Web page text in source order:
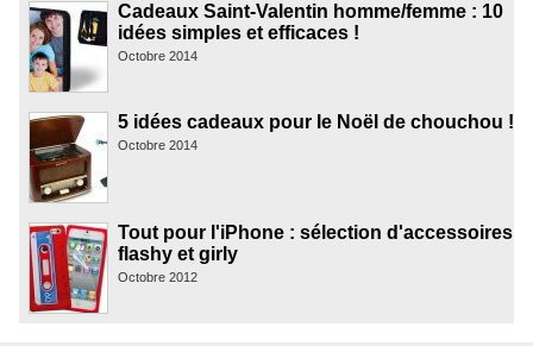
Cadeaux Saint-Valentin homme/femme : 10
idées simples et efficaces !
Octobre 2014
5 idées cadeaux pour le Noël de chouchou !
Octobre 2014
Tout pour l'iPhone : sélection d'accessoires
flashy et girly
Octobre 2012